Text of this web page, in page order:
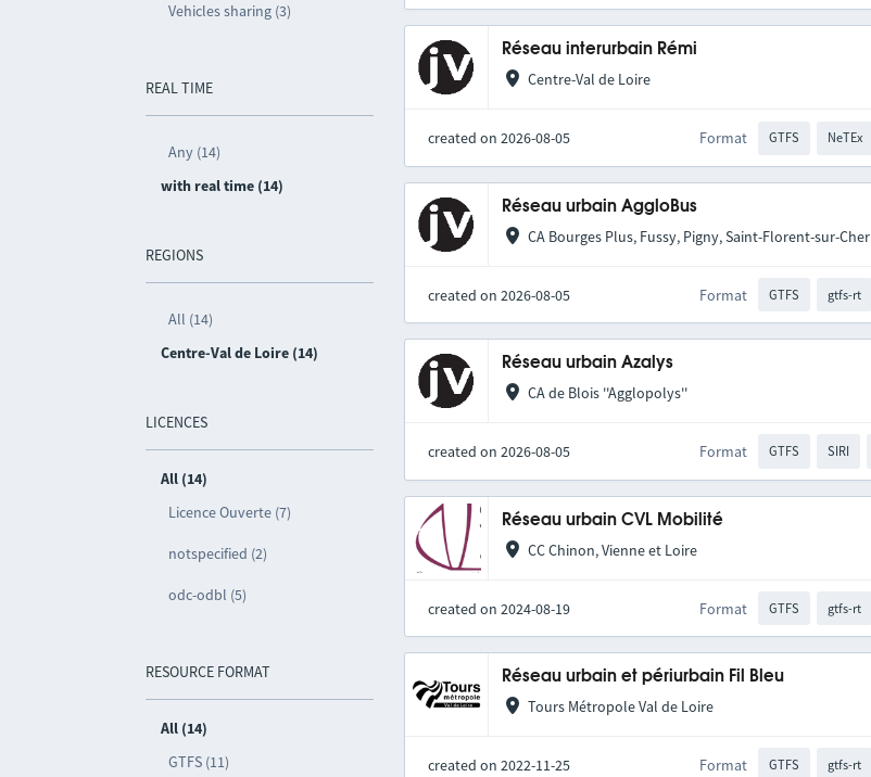
Vehicles sharing (3)
REAL TIME
Any (14)
with real time (14)
REGIONS
All (14)
Centre-Val de Loire (14)
LICENCES
All (14)
Licence Ouverte (7)
notspecified (2)
odc-odbl (5)
RESOURCE FORMAT
All (14)
GTFS (11)
Réseau interurbain Rémi
Centre-Val de Loire
created on 2026-08-05 Format GTFS NeTEx
Réseau urbain AggloBus
CA Bourges Plus, Fussy, Pigny, Saint-Florent-sur-Cher
created on 2026-08-05 Format GTFS gtfs-rt
Réseau urbain Azalys
CA de Blois ''Agglopolys''
created on 2026-08-05 Format GTFS SIRI
Réseau urbain CVL Mobilité
CC Chinon, Vienne et Loire
created on 2024-08-19 Format GTFS gtfs-rt
Réseau urbain et périurbain Fil Bleu
Tours Métropole Val de Loire
created on 2022-11-25 Format GTFS gtfs-rt